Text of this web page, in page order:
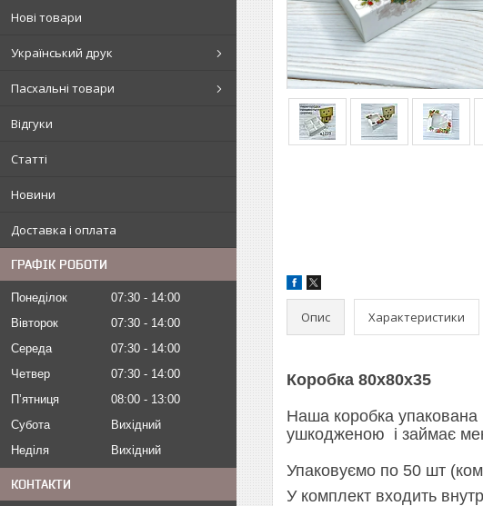
Нові товари
Український друк
Пасхальні товари
Відгуки
Статті
Новини
Доставка і оплата
ГРАФІК РОБОТИ
Понеділок 07:30
14:00
Вівторок
07:30
14:00
Середа
07:30
14:00
Четвер
07:30
14:00
Пʼятниця
08:00
13:00
Субота
Вихідний
Неділя
Вихідний
КОНТАКТИ
Опис Характеристики
Коробка 80х80х35
Наша коробка упакована
ушкодженою і займає
Упаковуємо по 50 шт
У комплект входить